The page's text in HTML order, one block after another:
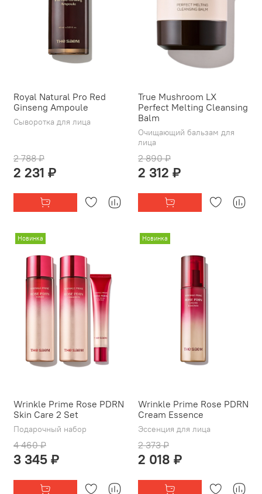
Royal Natural Pro Red
Ginseng Ampoule
Сыворотка для лица
2 788 ₽
2 231 ₽
True Mushroom LX
Perfect Melting Cleansing
Balm
Очищающий бальзам для
лица
2 890 ₽
2 312 ₽
Новинка
Wrinkle Prime Rose PDRN
Skin Care 2 Set
Подарочный набор
4 460 ₽
3 345 ₽
Новинка
Wrinkle Prime Rose PDRN
Cream Essence
Эссенция для лица
2 373 ₽
2 018 ₽